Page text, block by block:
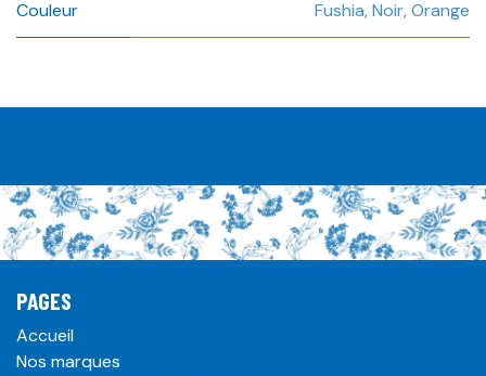
Couleur Fushia,Noir,Orange
PAGES
Accueil
Nos marques